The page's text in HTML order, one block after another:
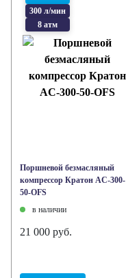
300 л/мин
8 атм
Поршневой безмасляный
компрессор Кратон AC-300-
50-OFS
в наличии
21 000 руб.